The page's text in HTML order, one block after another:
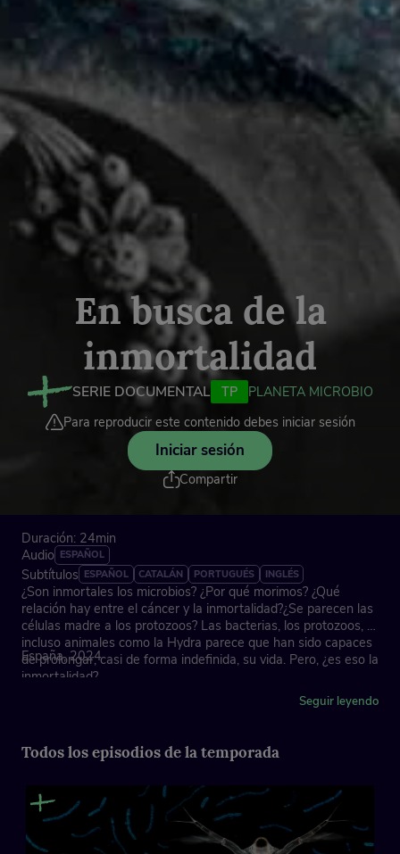
En busca de la
inmortalidad
SERIE DOCUMENTAL TP
PLANETA MICROBIO
Para reproducir este contenido debes iniciar sesión
Iniciar sesión
Compartir
Duración: 24min
Audio ESPAÑOL
Subtítulos ESPAÑOL CATALÁN PORTUGUÉS INGLÉS
¿Son inmortales los microbios? ¿Por qué morimos? ¿Qué
relación hay entre el cáncer y la inmortalidad?¿Se parecen las
células madre a los protozoos? Las bacterias, los protozoos, e
incluso animales como la Hydra parece que han sido capaces
de prolongar, casi de forma indefinida, su vida. Pero, ¿es eso la
inmortalidad?
España, 2024
Seguir leyendo
Todos los episodios de la temporada